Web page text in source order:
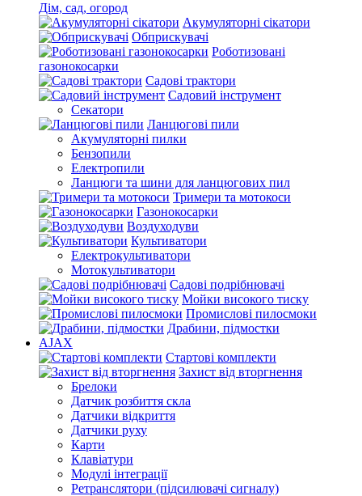
Дім, сад, огород
Акумуляторні сікатори
Обприскувачі
Роботизовані
газонокосарки
Садові трактори
Садовий інструмент
Секатори
Ланцюгові пили
Акумуляторні пилки
Бензопили
Електропили
Ланцюги та шини для ланцюгових пил
Тримери та мотокоси
Газонокосарки
Воздуходуви
Культиватори
Електрокультиватори
Мотокультиватори
Садові подрібнювачі
Мойки високого тиску
Промислові пилосмоки
Драбини, підмостки
AJAX
Стартові комплекти
Захист від вторгнення
Брелоки
Датчик розбиття скла
Датчики відкриття
Датчики руху
Карти
Клавіатури
Модулі інтеграції
Ретранслятори (підсилювачі сигналу)